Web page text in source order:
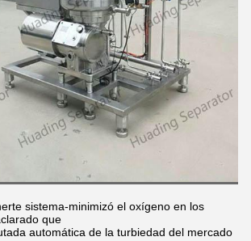
sistema-minimizó el oxígeno en los
que
automática de la turbiedad del mercado